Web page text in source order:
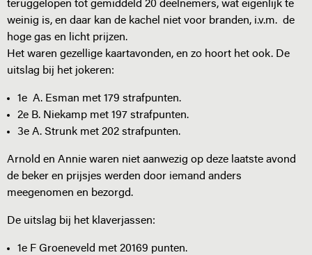
teruggelopen tot gemiddeld 20 deelnemers, wat eigenlijk te
weinig is, en daar kan de kachel niet voor branden, i.v.m. de
hoge gas en licht prijzen.
Het waren gezellige kaartavonden, en zo hoort het ook. De
uitslag bij het jokeren:
1e A. Esman met 179 strafpunten.
2e B. Niekamp met 197 strafpunten.
3e A. Strunk met 202 strafpunten.
Arnold en Annie waren niet aanwezig op deze laatste avond
de beker en prijsjes werden door iemand anders
meegenomen en bezorgd.
De uitslag bij het klaverjassen:
1e F Groeneveld met 20169 punten.